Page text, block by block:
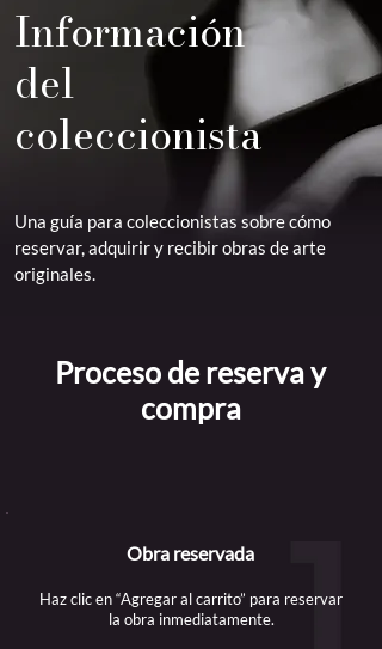
Información
del
coleccionista
Una guía para coleccionistas sobre cómo
reservar, adquirir y recibir obras de arte
originales.
Proceso de reserva y
compra
Haz clic en “Agregar al carrito” para reservar
la obra inmediatamente.
Obra reservada